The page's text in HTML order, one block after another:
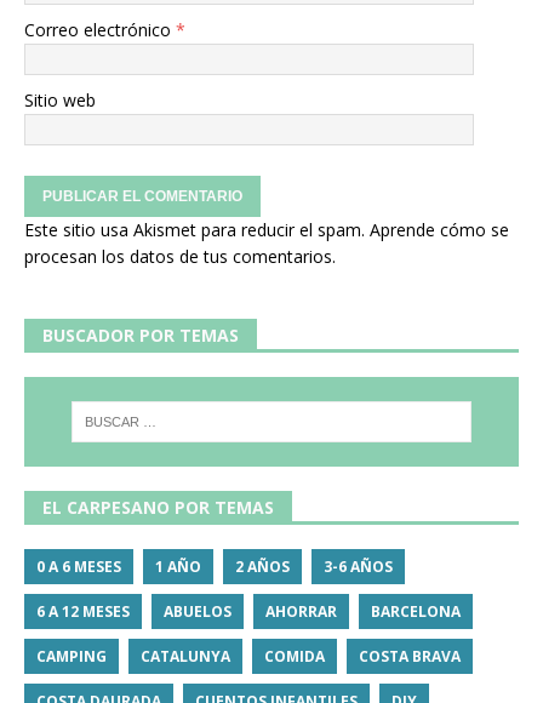
Correo electrónico *
Sitio web
Este sitio usa Akismet para reducir el spam. Aprende cómo se
procesan los datos de tus comentarios.
BUSCADOR POR TEMAS
EL CARPESANO POR TEMAS
0 A 6 MESES 1 AÑO 2 AÑOS 3-6 AÑOS
6 A 12 MESES ABUELOS AHORRAR BARCELONA
CAMPING CATALUNYA COMIDA COSTA BRAVA